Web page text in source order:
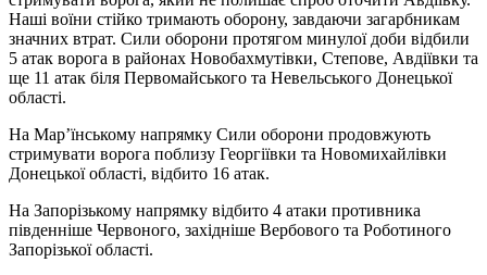
Наші воїни стійко тримають оборону, завдаючи загарбникам
значних втрат. Сили оборони протягом минулої доби відбили
5 атак ворога в районах Новобахмутівки, Степове, Авдіївки та
ще 11 атак біля Первомайського та Невельського Донецької
області.
На Мар’їнському напрямку Сили оборони продовжують
стримувати ворога поблизу Георгіївки та Новомихайлівки
Донецької області, відбито 16 атак.
На Запорізькому напрямку відбито 4 атаки противника
південніше Червоного, західніше Вербового та Роботиного
Запорізької області.